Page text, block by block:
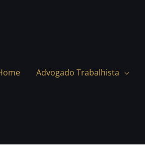
Advogado Trabalhista